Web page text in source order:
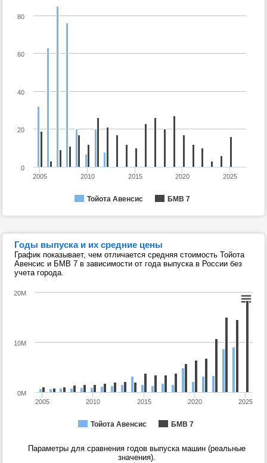
Тойота Авенсис БМВ 7
2005 2010 2015 2020 2025
0
20
40
60
80
Годы выпуска и их средние цены
График показывает, чем отличается средняя стоимость Тойота
Авенсис и БМВ 7 в зависимости от года выпуска в России без
учета города.
Тойота Авенсис БМВ 7
2005 2010 2015 2020 2025
0M
10M
20M
Параметры для сравнения годов выпуска машин (реальные
значения).